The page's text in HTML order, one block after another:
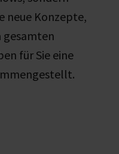
neue Konzepte,
gesamten
für Sie eine